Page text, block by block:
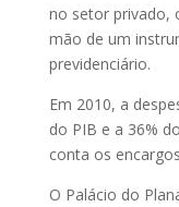
no setor privado,
mão de um
previdenciário.
Em 2010, a
do PIB e a 36%
conta os
O Palácio do